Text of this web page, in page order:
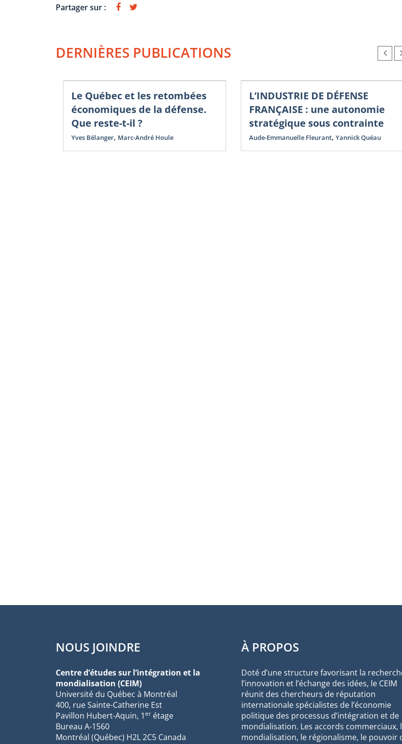
Partager sur :
DERNIÈRES PUBLICATIONS
Le Québec et les retombées
économiques de la défense.
Que reste-t-il ?
Yves Bélanger, Marc-André Houle
L’INDUSTRIE DE DÉFENSE
FRANÇAISE : une autonomie
stratégique sous contrainte
Aude-Emmanuelle Fleurant, Yannick Quéau
NOUS JOINDRE
Centre d’études sur l’intégration et la
mondialisation (CEIM)
Université du Québec à Montréal
400, rue Sainte-Catherine Est
Pavillon Hubert-Aquin, 1er étage
Bureau A-1560
Montréal (Québec) H2L 2C5 Canada
À PROPOS
Doté d’une structure favorisant la
l’innovation et l’échange des idées, le CEIM
réunit des chercheurs de réputation
internationale spécialistes de l’économie
politique des processus d’intégration et de
mondialisation. Les accords commerciaux,
mondialisation, le régionalisme, le pouvoir